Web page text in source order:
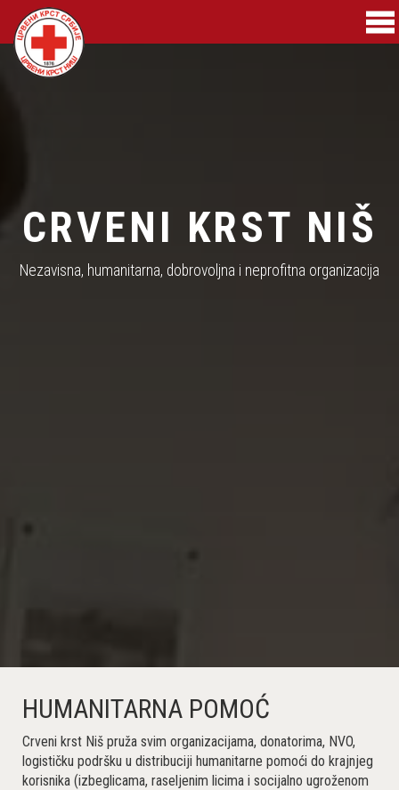
CRVENI KRST NIŠ
Nezavisna, humanitarna, dobrovoljna i neprofitna organizacija
HUMANITARNA POMOĆ
Crveni krst Niš pruža svim organizacijama, donatorima, NVO,
logističku podršku u distribuciji humanitarne pomoći do krajnjeg
korisnika (izbeglicama, raseljenim licima i socijalno ugroženom